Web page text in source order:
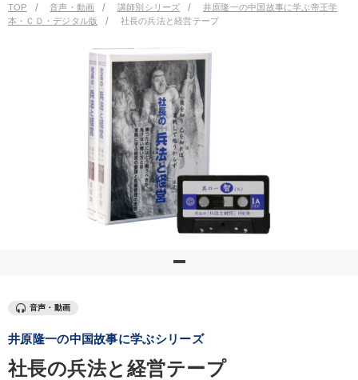
search 上記の条件で検索
講演収録物を探す
全国経営者セミナー講演収録物（全1315タイトル）からお探しいただけ
優秀各社の智恵と戦略 事業家のロマンと経営
若手異才経営者の発想 専門家のアドバイス
テーマ
集２タイトル
TOP 音声・動画 講師別シリーズ
井原隆一の中国故事に学ぶ帝王学
本・ＣＤ・デジタル版
社長の兵法と経営テープ
音声・動画
井原隆一の中国故事に学ぶシリーズ
社長の兵法と経営テープ